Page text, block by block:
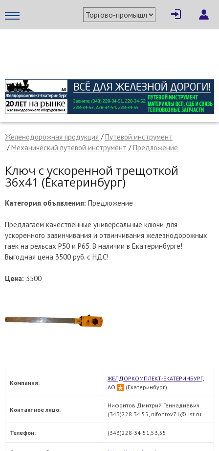
Желенодорожная продукция /Путевой инструмент
/Механический путевой инструмент /Предложение
Ключ с ускоренной трещоткой
36х41 (Екатеринбург)
Категория объявления: Предложение
Предлагаем качественные универсальные ключи для
ускоренного завинчивания и отвинчивания железнодорожных
гаек на рельсах Р50 и Р65. В наличии в Екатеринбурге!
Выгодная цена 3500 руб. с НДС!
Цена: 3500
× Написать поставщику
Отмена Отправить сообщение
Компания:
ЖЕЛДОРКОМПЛЕКТ-ЕКАТЕРИНБУРГ,
АО
(Екатеринбург)
Контактное лицо:
Нифонтов Дмитрий Геннадиевич
(343)228 34 55, nifontov71@list.ru
Телефон: (343)228-34-51,53,55